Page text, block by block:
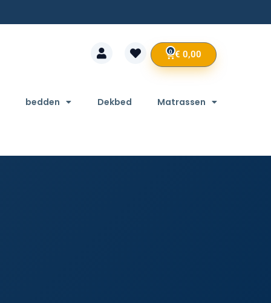
€ 0,00
0
bedden Dekbed Matrassen